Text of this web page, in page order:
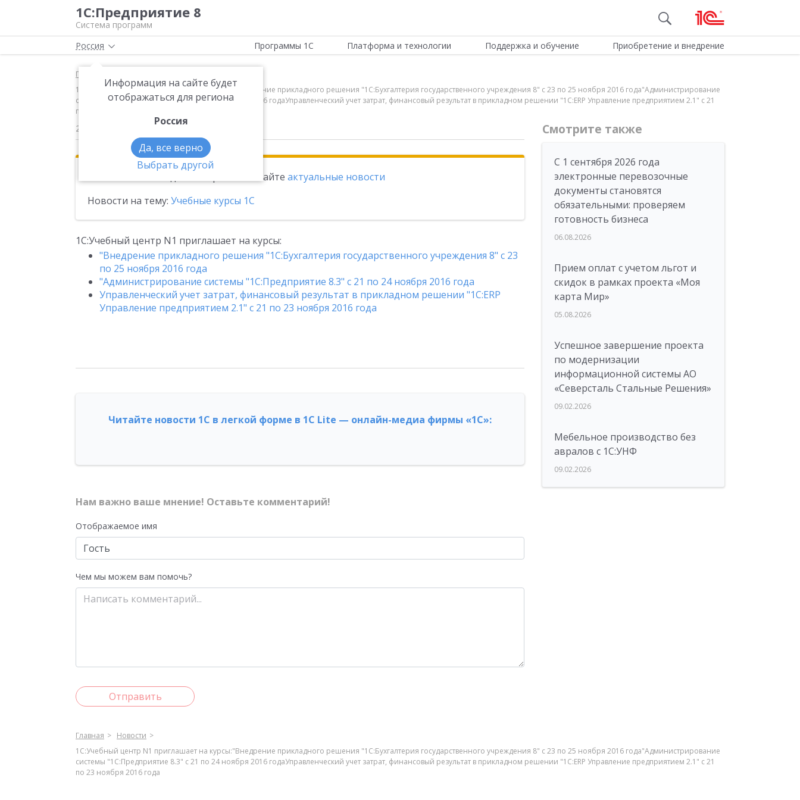
1С:Предприятие 8
Система программ
Россия
Информация на сайте будет
отображаться для региона
Россия
Да, все верно
Выбрать другой
Программы 1С Платформа и технологии Поддержка и обучение Приобретение и внедрение
Главная
1С:Учебный центр N1 приглашает на курсы:"Внедрение прикладного решения "1С:Бухгалтерия государственного учреждения 8" с 23 по 25 ноября 2016 года"Администрирование
системы "1С:Предприятие 8.3" с 21 по 24 ноября 2016 годаУправленческий учет затрат, финансовый результат в прикладном решении "1С:ERP Управление предприятием 2.1" с 21
по 23 ноября 2016 года
25.10.2016
Эта новость находится в архиве. Читайте актуальные новости
Новости на тему: Учебные курсы 1С
1С:Учебный центр N1 приглашает на курсы:
"Внедрение прикладного решения "1С:Бухгалтерия государственного учреждения 8" с 23
по 25 ноября 2016 года
"Администрирование системы "1С:Предприятие 8.3" с 21 по 24 ноября 2016 года
Управленческий учет затрат, финансовый результат в прикладном решении "1С:ERP
Управление предприятием 2.1" с 21 по 23 ноября 2016 года
Читайте новости 1С в легкой форме в 1С Lite — онлайн-медиа фирмы «1С»:
Нам важно ваше мнение! Оставьте комментарий!
Отображаемое имя
Чем мы можем вам помочь?
Отправить
Смотрите также
С 1 сентября 2026 года
электронные перевозочные
документы становятся
обязательными: проверяем
готовность бизнеса
06.08.2026
Прием оплат с учетом льгот и
скидок в рамках проекта «Моя
карта Мир»
05.08.2026
Успешное завершение проекта
по модернизации
информационной системы АО
«Северсталь Стальные Решения»
09.02.2026
Мебельное производство без
авралов с 1С:УНФ
09.02.2026
Главная
Новости
1С:Учебный центр N1 приглашает на курсы:"Внедрение прикладного решения "1С:Бухгалтерия государственного учреждения 8" с 23 по 25 ноября 2016 года"Администрирование
системы "1С:Предприятие 8.3" с 21 по 24 ноября 2016 годаУправленческий учет затрат, финансовый результат в прикладном решении "1С:ERP Управление предприятием 2.1" с 21
по 23 ноября 2016 года